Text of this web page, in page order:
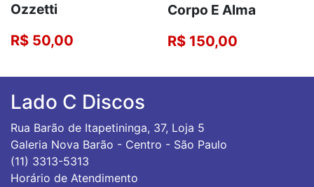
Ozzetti
R$ 50,00
Corpo E Alma
R$ 150,00
Lado C Discos
Rua Barão de Itapetininga, 37, Loja 5
Galeria Nova Barão - Centro - São Paulo
(11) 3313-5313
Horário de Atendimento